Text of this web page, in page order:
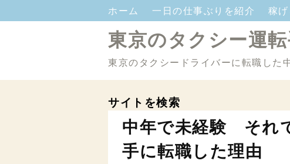
ホーム 一日の仕事ぶりを紹介 稼
東京のタクシー運
東京のタクシードライバーに転職した
サイトを検索
中年で未経験 それ
手に転職した理由